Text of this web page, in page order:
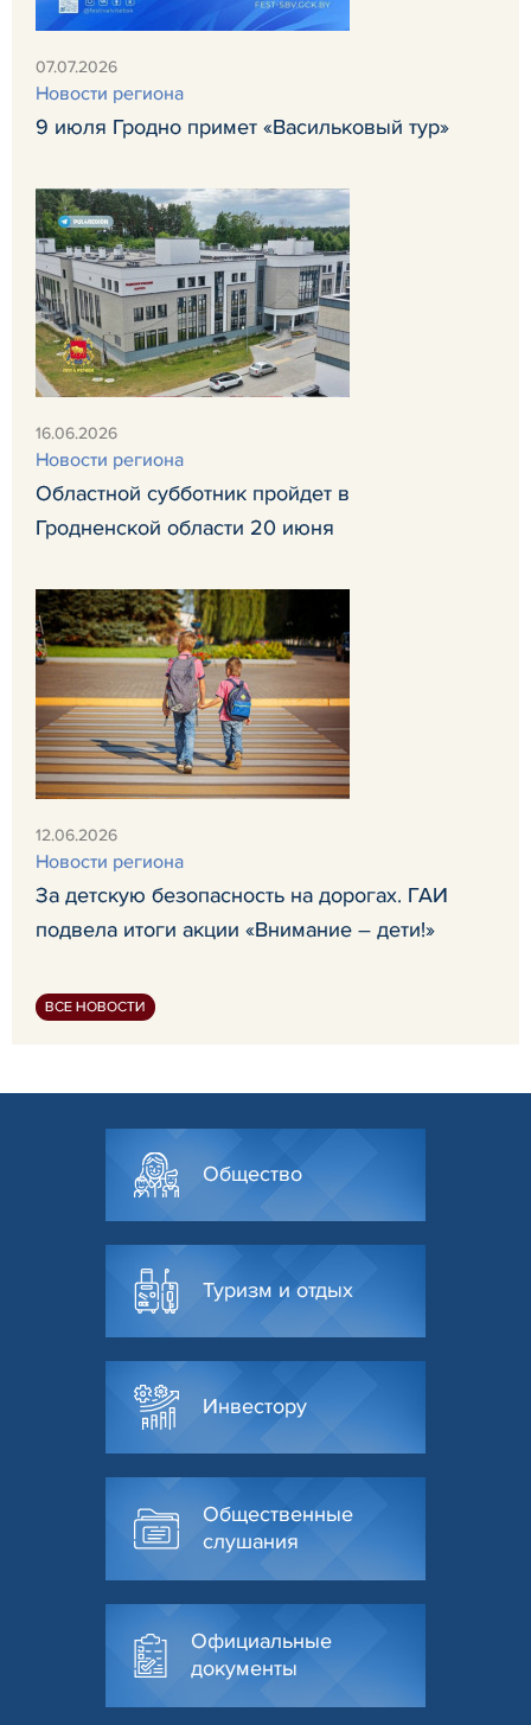
07.07.2026
Новости региона
9 июля Гродно примет «Васильковый тур»
16.06.2026
Новости региона
Областной субботник пройдет в
Гродненской области 20 июня
12.06.2026
Новости региона
За детскую безопасность на дорогах. ГАИ
подвела итоги акции «Внимание – дети!»
ВСЕ НОВОСТИ
Общество
Туризм и отдых
Инвестору
Общественные
слушания
Официальные
документы